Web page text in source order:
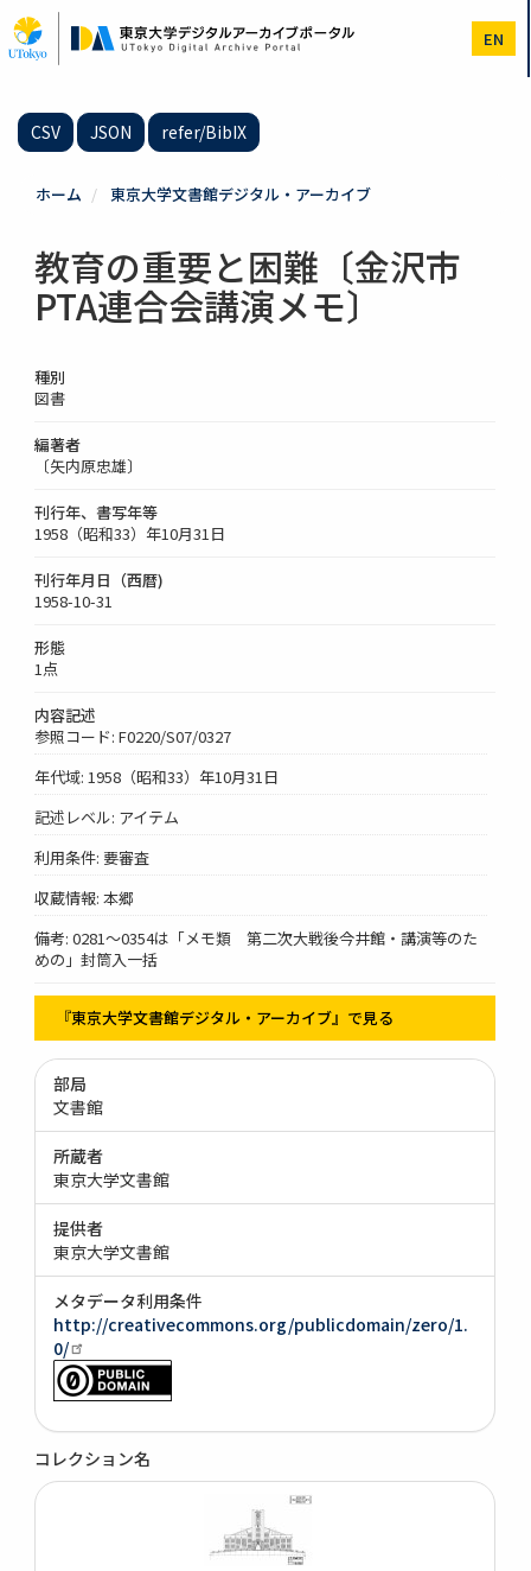
イ
ン
EN
CSV JSON refer/BibIX
ホーム 東京大学文書館デジタル・アーカイブ
教育の重要と困難〔金沢市
PTA連合会講演メモ〕
種別
図書
編著者
〔矢内原忠雄〕
刊行年、書写年等
1958（昭和33）年10月31日
刊行年月日（西暦)
1958-10-31
形態
1点
内容記述
参照コード: F0220/S07/0327
年代域: 1958（昭和33）年10月31日
記述レベル: アイテム
利用条件: 要審査
収蔵情報: 本郷
備考: 0281～0354は「メモ類 第二次大戦後今井館・講演等のた
めの」封筒入一括
『東京大学文書館デジタル・アーカイブ』で見る
部局
文書館
所蔵者
東京大学文書館
提供者
東京大学文書館
メタデータ利用条件
http://creativecommons.org/publicdomain/zero/1.
0/
コレクション名